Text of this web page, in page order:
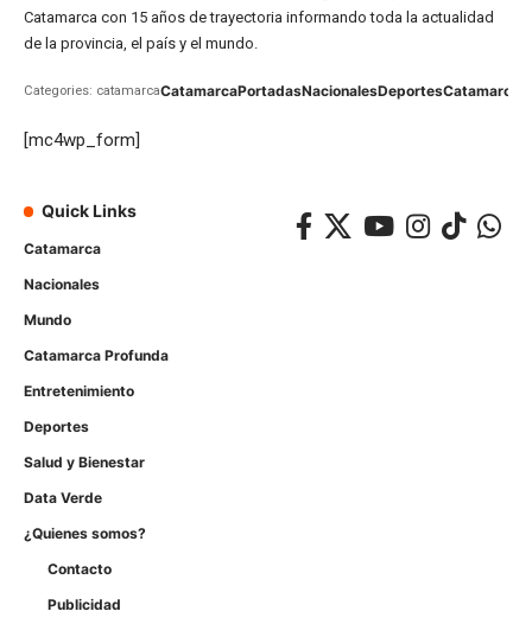
Catamarca con 15 años de trayectoria informando toda la actualidad
de la provincia, el país y el mundo.
Categories: catamarcaCatamarcaPortadasNacionalesDeportesCatamarca
[mc4wp_form]
Quick Links
Catamarca
Nacionales
Mundo
Catamarca Profunda
Entretenimiento
Deportes
Salud y Bienestar
Data Verde
¿Quienes somos?
Contacto
Publicidad